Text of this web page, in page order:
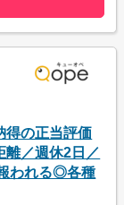
得の正当評価
離／週休2日／
われる◎各種